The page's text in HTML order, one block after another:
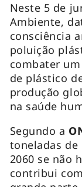
Neste 5 de
Ambiente,
consciência
poluição
combater
de plástico
produção
na saúde
Segundo a
toneladas
2060 se não
contribui